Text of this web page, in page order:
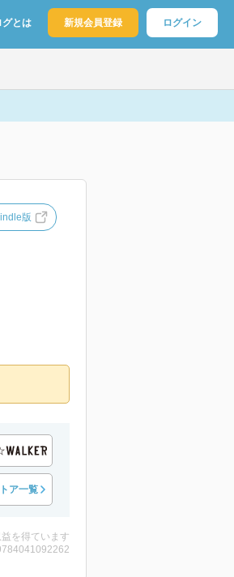
グとは 新規会員登録 ログイン
版
ア一覧
を得ています